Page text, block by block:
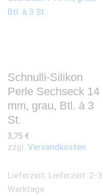
Schnulli-Silikon
Perle Sechseck 14
mm, grau, Btl. à 3
St.
3,75 €
zzgl. Versandkosten
Lieferzeit: Lieferzeit: 2-3
Werktage